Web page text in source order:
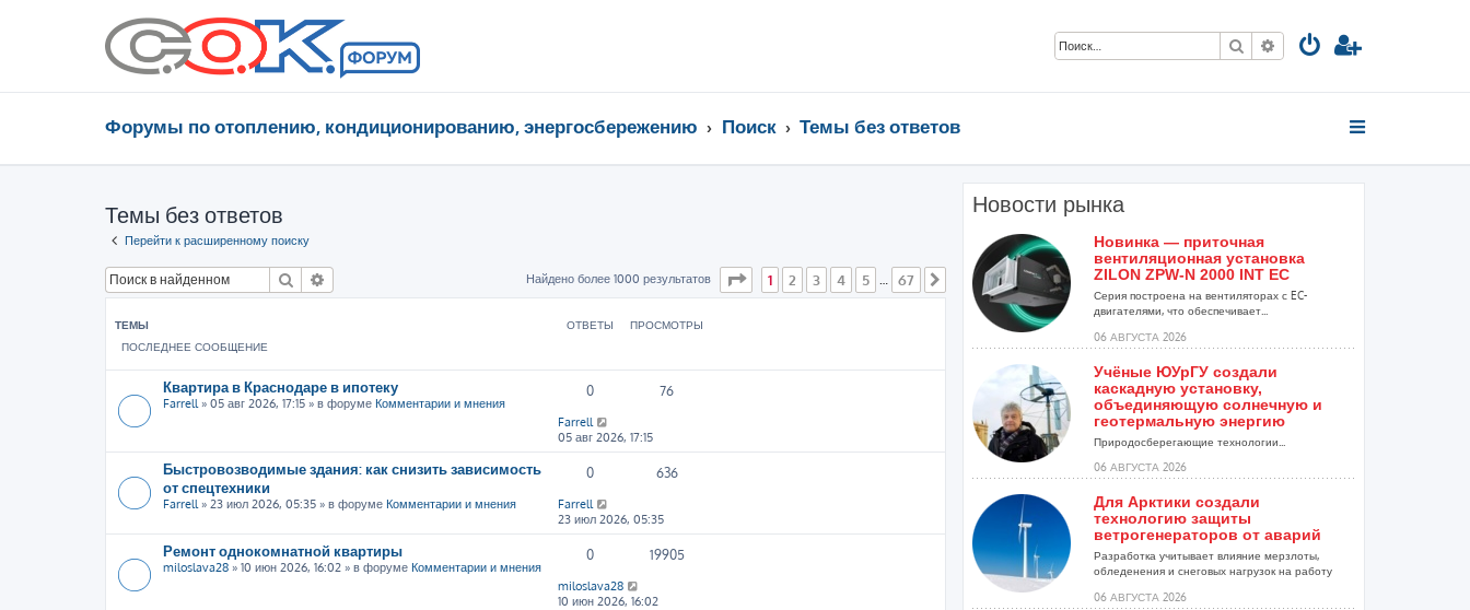
Поиск Расширенный поиск
Форумы по отоплению, кондиционированию, энергосбережению Поиск Темы без ответов
Темы без ответов
Перейти к расширенному поиску
Поиск Найдено более 1000 результатов Страница из 67
1 2 3 4 5 67 След.
ТЕМЫ ОТВЕТЫ
ПРОСМОТРЫ
ПОСЛЕДНЕЕ СООБЩЕНИЕ
Квартира в Краснодаре в ипотеку
Farrell » 05 авг 2026, 17:15 » в форуме Комментарии и мнения
0 76
Farrell
05 авг 2026, 17:15
Быстровозводимые здания: как снизить зависимость
от спецтехники
Farrell » 23 июл 2026, 05:35 » в форуме Комментарии и мнения
0 636
Farrell
23 июл 2026, 05:35
Ремонт однокомнатной квартиры
miloslava28 » 10 июн 2026, 16:02 » в форуме Комментарии и мнения
0 19905
miloslava28
10 июн 2026, 16:02
Новости рынка
Новинка — приточная
вентиляционная установка
ZILON ZPW-N 2000 INT EC
Серия построена на вентиляторах с EC-
двигателями, что обеспечивает...
06 АВГУСТА 2026
Учёные ЮУрГУ создали
каскадную установку,
объединяющую солнечную и
геотермальную энергию
Природосберегающие технологии...
06 АВГУСТА 2026
Для Арктики создали
технологию защиты
ветрогенераторов от аварий
Разработка учитывает влияние мерзлоты,
обледенения и снеговых нагрузок на работу
06 АВГУСТА 2026